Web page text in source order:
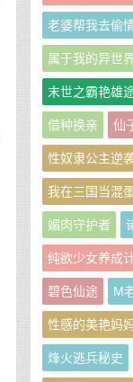
那些事
老婆帮我去偷
属于我的异世
末世之霸艳雄
借种换亲 仙
性奴隶公主逆
我在三国当混
媚肉守护者
纯欲少女养成
碧色仙途 M
性感的美艳妈
烽火逃兵秘史